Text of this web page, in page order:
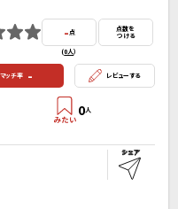
-点
(0人）
点数を
つける
マッチ率 - レビューする
0人